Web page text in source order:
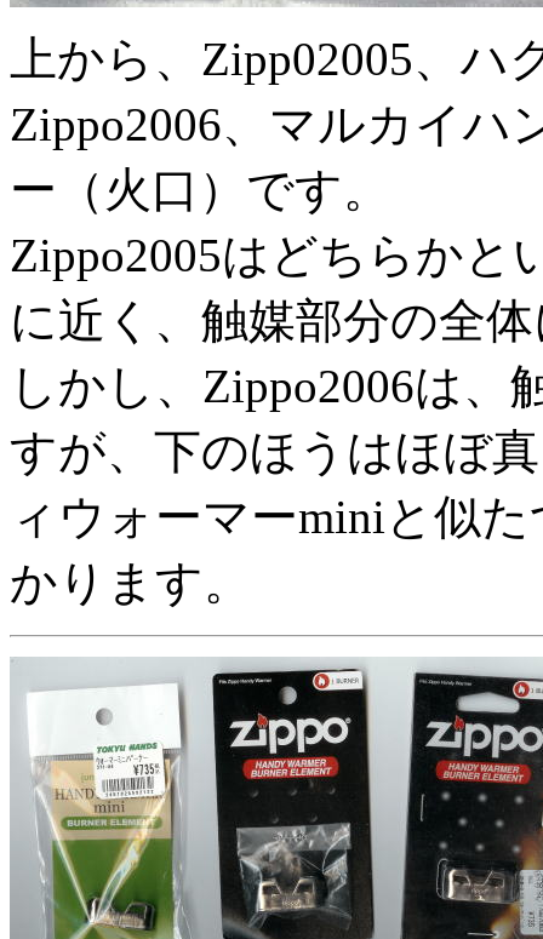
上から、Zipp02005、
Zippo2006、マルカイハ
ー（火口）です。
Zippo2005はどちらか
に近く、触媒部分の全
しかし、Zippo2006は
すが、下のほうはほぼ
ィウォーマーminiと似
かります。